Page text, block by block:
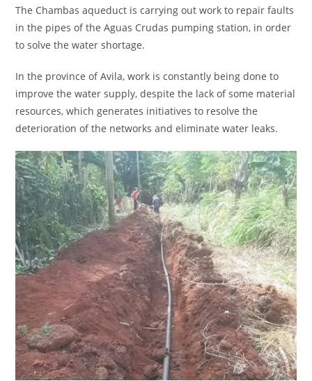
The Chambas aqueduct is carrying out work to repair faults
in the pipes of the Aguas Crudas pumping station, in order
to solve the water shortage.
In the province of Avila, work is constantly being done to
improve the water supply, despite the lack of some material
resources, which generates initiatives to resolve the
deterioration of the networks and eliminate water leaks.